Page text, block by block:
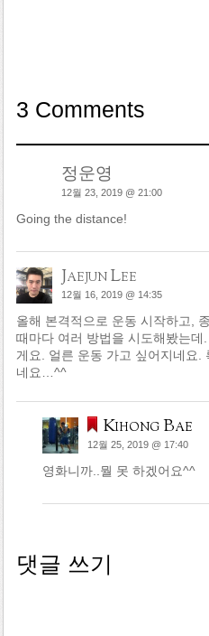
3 Comments
정운영
12월 23, 2019 @ 21:00
Going the distance!
Jaejun Lee
12월 16, 2019 @ 14:35
올해 본격적으로 운동 시작하고,
때마다 여러 방법을 시도해봤는
게요. 얼른 운동 가고 싶어지네요.
네요…^^
Kihong Bae
12월 25, 2019 @ 17:40
영화니까..뭘 못 하겠어요^^
댓글 쓰기